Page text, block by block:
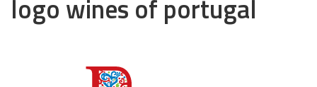
logo wines of portugal